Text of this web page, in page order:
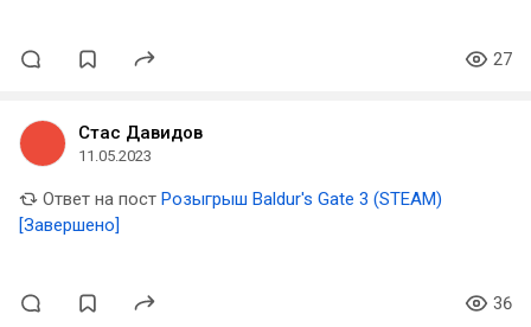
27
Стас Давидов
11.05.2023
Ответ на пост Розыгрыш Baldur's Gate 3 (STEAM)
[Завершено]
36